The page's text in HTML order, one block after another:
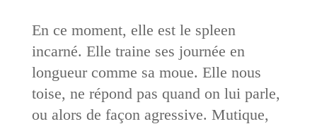
En ce moment, elle est le spleen
incarné. Elle traine ses journée en
longueur comme sa moue. Elle nous
toise, ne répond pas quand on lui parle,
ou alors de façon agressive. Mutique,